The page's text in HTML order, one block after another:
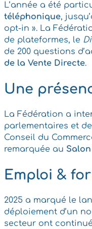
L’année a été
téléphonique,
opt-in ». La
de plateformes, le
de 200 questions
de la Vente Directe.
Une
La Fédération a
parlementaires et
Conseil du
remarquée au
Emploi &
2025 a marqué le
déploiement d’un
secteur ont